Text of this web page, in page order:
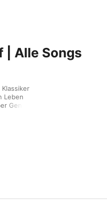
| Alle Songs
Leben
Genres,